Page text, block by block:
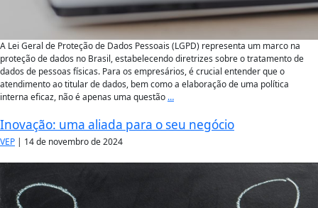
A Lei Geral de Proteção de Dados Pessoais (LGPD) representa um marco na
proteção de dados no Brasil, estabelecendo diretrizes sobre o tratamento de
dados de pessoas físicas. Para os empresários, é crucial entender que o
atendimento ao titular de dados, bem como a elaboração de uma política
interna eficaz, não é apenas uma questão …
Inovação: uma aliada para o seu negócio
VEP 14 de novembro de 2024